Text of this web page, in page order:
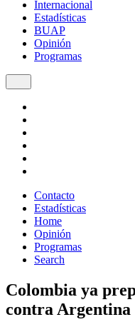
Internacional
Estadísticas
BUAP
Opinión
Programas
Contacto
Estadísticas
Home
Opinión
Programas
Search
Colombia ya
contra Argentina